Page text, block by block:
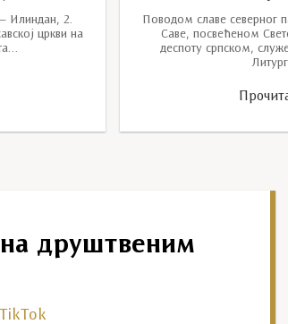
Илиндан, 2.
цркви на
Поводом славе северног
Саве, посвећеном
деспоту српском,
друштвеним
TikTok